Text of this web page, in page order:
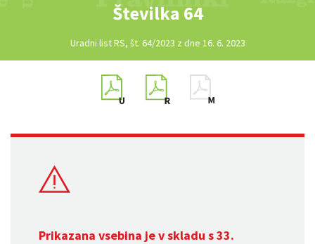
Številka 64
Uradni list RS, št. 64/2023 z dne 16. 6. 2023
Prikazana vsebina je v skladu s 33.